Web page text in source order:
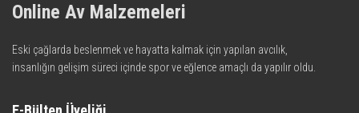
Online Av Malzemeleri
Eski çağlarda beslenmek ve hayatta kalmak için yapılan avcılık,
insanlığın gelişim süreci içinde spor ve eğlence amaçlı da yapılır oldu.
teknolojinin dokunuşuyla av malzemelerinde en iyisini meydana